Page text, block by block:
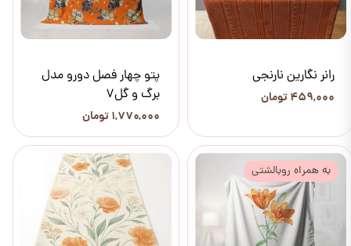
رانر نگارین نارنجی
۴۵۹,۰۰۰ تومان
پتو چهار فصل دورو مدل
برگ و گل7
۱,۷۷۰,۰۰۰ تومان
به همراه روبالشتی